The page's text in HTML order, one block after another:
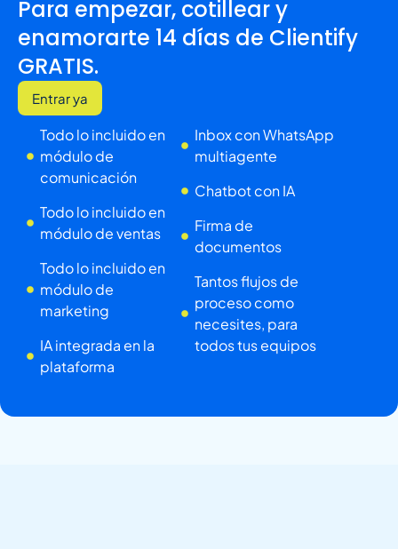
Para empezar, cotillear y
enamorarte 14 días de Clientify
GRATIS.
Entrar ya
Todo lo incluido en
módulo de
comunicación
Todo lo incluido en
módulo de ventas
Todo lo incluido en
módulo de
marketing
IA integrada en la
plataforma
Inbox con WhatsApp
multiagente
Chatbot con IA
Firma de
documentos
Tantos flujos de
proceso como
necesites, para
todos tus equipos